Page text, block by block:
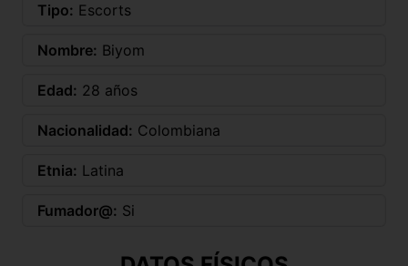
Tipo: Escorts
Nombre: Biyom
Edad: 28 años
Nacionalidad: Colombiana
Etnia: Latina
Fumador@: Si